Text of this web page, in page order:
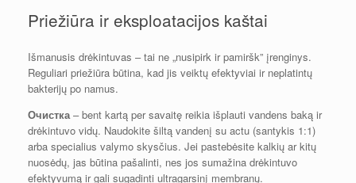
Priežiūra ir eksploatacijos kaštai
Išmanusis drėkintuvas – tai ne „nusipirk ir pamiršk” įrenginys.
Reguliari priežiūra būtina, kad jis veiktų efektyviai ir neplatintų
bakterijų po namus.
Очистка– bent kartą per savaitę reikia išplauti vandens baką ir
drėkintuvo vidų. Naudokite šiltą vandenį su actu (santykis 1:1)
arba specialius valymo skysčius. Jei pastebėsite kalkių ar kitų
nuosėdų, jas būtina pašalinti, nes jos sumažina drėkintuvo
efektyvumą ir gali sugadinti ultragarsinį membranų.